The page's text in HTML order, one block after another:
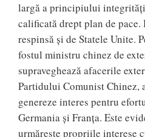
largă a principiului
calificată drept plan de
respinsă și de Statele Unite.
fostul ministru chinez de
supraveghează afacerile
Partidului Comunist Chinez,
genereze interes pentru
Germania și Franța. Este
urmărește propriile interese